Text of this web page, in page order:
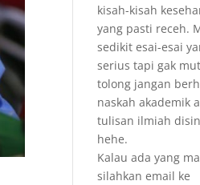
kisah-kisah
yang pasti receh.
sedikit esai-esai
serius tapi gak
tolong jangan
naskah akademik
tulisan ilmiah
hehe.
Kalau ada yang
silahkan email ke